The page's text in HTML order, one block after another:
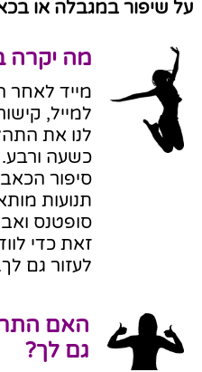
על שיפור במגבלה או
מה יקרה
מייד
למייל,
לנו את
כשעה ורבע.
סיפור
תנועות
סופטנס
זאת כדי
לעזור גם
האם
גם לך?